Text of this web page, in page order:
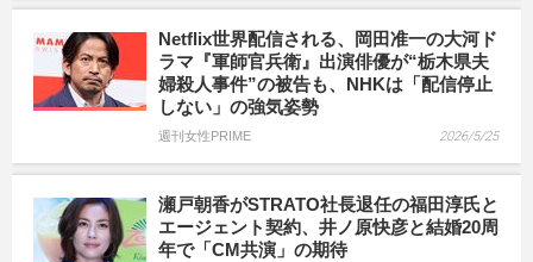
Netflix世界配信される、岡田准一の大河ド
ラマ『軍師官兵衛』出演俳優が“栃木県夫
婦殺人事件”の被告も、NHKは「配信停止
しない」の強気姿勢
週刊女性PRIME 2026/5/25
瀬戸朝香がSTRATO社長退任の福田淳氏と
エージェント契約、井ノ原快彦と結婚20周
年で「CM共演」の期待